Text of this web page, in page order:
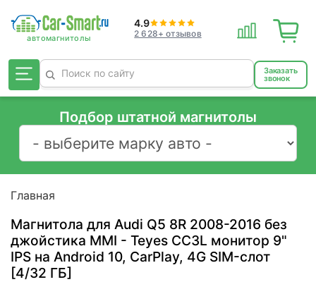
4.9
2 628+ отзывов
Заказать
звонок
Подбор штатной магнитолы
Главная
Магнитола для Audi Q5 8R 2008-2016 без
джойстика MMI - Teyes CC3L монитор 9"
IPS на Android 10, CarPlay, 4G SIM-слот
[4/32 ГБ]